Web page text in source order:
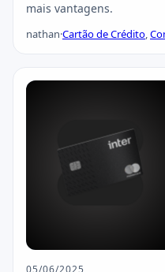
mais vantagens.
nathan·Cartão de Crédito,